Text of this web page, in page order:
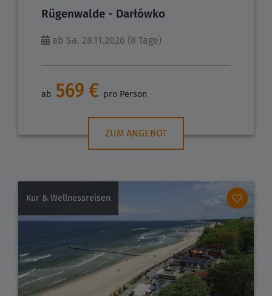
Rügenwalde - Darłówko
ab Sa. 28.11.2026 (8 Tage)
ab 569 € pro Person
ZUM ANGEBOT
Kur & Wellnessreisen